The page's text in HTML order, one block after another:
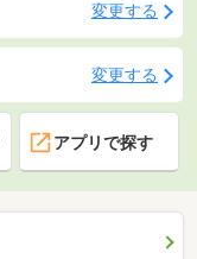
変更する
変更する
アプリで探す